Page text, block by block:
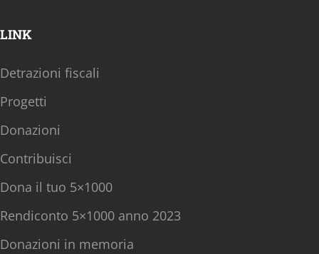
LINK
Detrazioni fiscali
Progetti
Donazioni
Contribuisci
Dona il tuo 5×1000
Rendiconto 5×1000 anno 2023
Donazioni in memoria